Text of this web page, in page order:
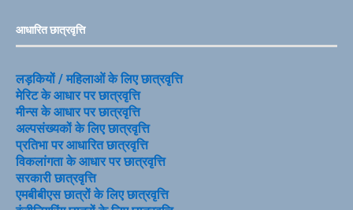
आधारित छात्रवृत्ति
लड़कियों / महिलाओं के लिए छात्रवृत्ति
मेरिट के आधार पर छात्रवृत्ति
मीन्स के आधार पर छात्रवृत्ति
अल्पसंख्यकों के लिए छात्रवृत्ति
प्रतिभा पर आधारित छात्रवृत्ति
विकलांगता के आधार पर छात्रवृत्ति
सरकारी छात्रवृत्ति
एमबीबीएस छात्रों के लिए छात्रवृत्ति